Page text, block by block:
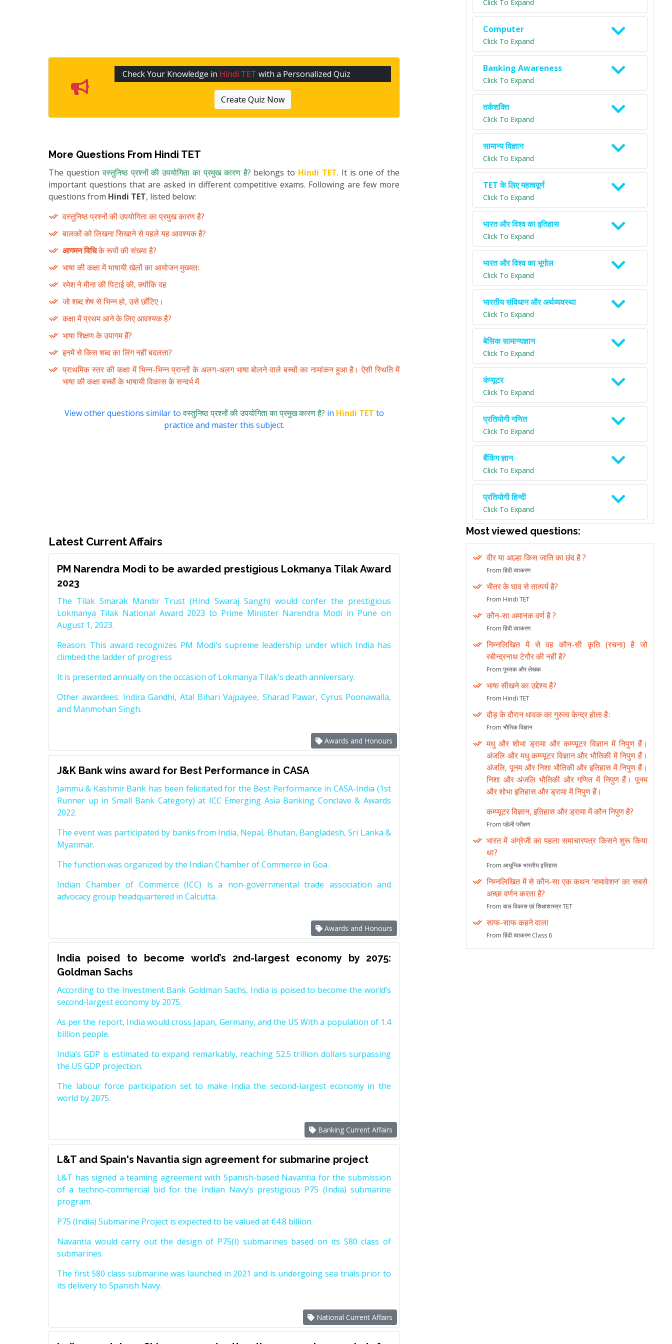
Check Your Knowledge in Hindi TET with a Personalized Quiz
Create Quiz Now
More Questions From Hindi TET
The questionवस्तुनिष्ठ प्रश्नों की उपयोगिता का प्रमुख कारण है? belongs to Hindi TET. It is one of the
important questions that are asked in different competitive exams. Following are few more
questions from Hindi TET, listed below:
वस्तुनिष्ठ प्रश्नों की उपयोगिता का प्रमुख कारण है?
बालकों को लिखना सिखाने से पहले यह आवश्यक है?
आगमन विधिके रूपों की संख्या है?
भाषा की कक्षा में भाषायी खेलों का आयोजन मुख्यतः
रमेश ने मीना की पिटाई की, क्योंकि वह
जो शब्द शेष से भिन्न हो, उसे छाँटिए।
कक्षा में प्रथम आने के लिए आवश्यक है?
भाषा शिक्षण के उपागम हैं?
इनमें से किस शब्द का लिंग नहीं बदलता?
प्राथमिक स्तर की कक्षा में भिन्न-भिन्न प्रान्तों के अलग-अलग भाषा बोलने वाले बच्चों का नामांकन हुआ है। ऐसी स्थिति में
भाषा की कक्षा बच्चों के भाषायी विकास के सन्दर्भ में
View other questions similar toवस्तुनिष्ठ प्रश्नों की उपयोगिता का प्रमुख कारण है? in Hindi TET to
practice and master this subject.
Latest Current Affairs
PM Narendra Modi to be awarded prestigious Lokmanya Tilak Award
2023
The Tilak Smarak Mandir Trust (Hind Swaraj Sangh) would confer the prestigious
Lokmanya Tilak National Award 2023 to Prime Minister Narendra Modi in Pune on
August 1, 2023.
Reason: This award recognizes PM Modi's supreme leadership under which India has
climbed the ladder of progress
It is presented annually on the occasion of Lokmanya Tilak's death anniversary.
Other awardees: Indira Gandhi, Atal Bihari Vajpayee, Sharad Pawar, Cyrus Poonawalla,
and Manmohan Singh.
Awards and Honours
J&K Bank wins award for Best Performance in CASA
Jammu & Kashmir Bank has been felicitated for the Best Performance in CASA-India (1st
Runner up in Small Bank Category) at ICC Emerging Asia Banking Conclave & Awards
2022.
The event was participated by banks from India, Nepal, Bhutan, Bangladesh, Sri Lanka &
Myanmar.
The function was organized by the Indian Chamber of Commerce in Goa.
Indian Chamber of Commerce (ICC) is a non-governmental trade association and
advocacy group headquartered in Calcutta.
Awards and Honours
India poised to become world’s 2nd-largest economy by 2075:
Goldman Sachs
According to the Investment Bank Goldman Sachs, India is poised to become the world’s
second-largest economy by 2075.
As per the report, India would cross Japan, Germany, and the US With a population of 1.4
billion people.
India’s GDP is estimated to expand remarkably, reaching 52.5 trillion dollars surpassing
the US GDP projection.
The labour force participation set to make India the second-largest economy in the
world by 2075.
Banking Current Affairs
L&T and Spain's Navantia sign agreement for submarine project
L&T has signed a teaming agreement with Spanish-based Navantia for the submission
of a techno-commercial bid for the Indian Navy’s prestigious P75 (India) submarine
program.
P75 (India) Submarine Project is expected to be valued at €4.8 billion.
Navantia would carry out the design of P75(I) submarines based on its S80 class of
submarines.
The first S80 class submarine was launched in 2021 and is undergoing sea trials prior to
its delivery to Spanish Navy.
National Current Affairs
Click To Expand
Computer
Click To Expand
Banking Awareness
Click To Expand
तर्कशक्ति
Click To Expand
सामान्य विज्ञान
Click To Expand
TET के लिए महत्वपूर्ण
Click To Expand
भारत और विश्व का इतिहास
Click To Expand
भारत और विश्व का भूगोल
Click To Expand
भारतीय संविधान और अर्थव्यवस्था
Click To Expand
बेसिक सामान्यज्ञान
Click To Expand
कंप्यूटर
Click To Expand
प्रतियोगी गणित
Click To Expand
बैंकिंग ज्ञान
Click To Expand
प्रतियोगी हिन्दी
Click To Expand
Most viewed questions:
वीर या आल्हा किस जाति का छंद है ?
From हिंदी व्याकरण
भीतर के घाव से तात्पर्य है?
From Hindi TET
कौन-सा अमानक वर्ण है ?
From हिंदी व्याकरण
निम्नलिखित में से वह कौन-सी कृति (रचना) है जो
रबीन्द्रनाथ टेगौर की नहीं है?
From पुस्तक और लेखक
भाषा सीखने का उद्देश्य है?
From Hindi TET
दौड़ के दौरान धावक का गुरुत्व केन्द्र होता हैः
From भौतिक विज्ञान
मधु और शोभा ड्रामा और कम्प्यूटर विज्ञान में निपुण हैं।
अंजलि और मधु कम्प्यूटर विज्ञान और भौतिकी में निपुण हैं।
अंजलि, पूनम और निशा भौतिकी और इतिहास में निपुण हैं।
निशा और अंजलि भौतिकी और गणित में निपुण हैं। पूनम
और शोभा इतिहास और ड्रामा में निपुण हैं।
कम्प्यूटर विज्ञान, इतिहास और ड्रामा में कौन निपुण है?
From पहेली परीक्षण
भारत में अंग्रेजी का पहला समाचारपत्र किसने शुरू किया
था?
From आधुनिक भारतीय इतिहास
निम्नलिखित में से कौन-सा एक कथन ‘समावेशन’ का सबसे
अच्छा वर्णन करता है?
From बाल विकास एवं शिक्षाशास्त्र TET
साफ-साफ कहने वाला
From हिंदी व्याकरण Class 6